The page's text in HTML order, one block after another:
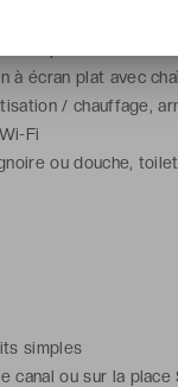
à écran plat avec
/ chauffage,
Fi
ou douche,
simples
canal ou sur la place